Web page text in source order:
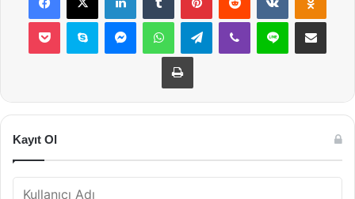
Pocket Skype MessengerWhatsAppTelegramViber Line E-Posta ile
Yazdır
Kayıt Ol